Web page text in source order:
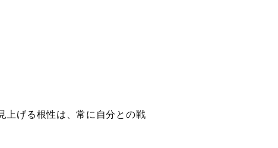
上げる根性は、常に自分との戦